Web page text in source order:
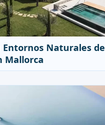
Entornos Naturales de
Mallorca